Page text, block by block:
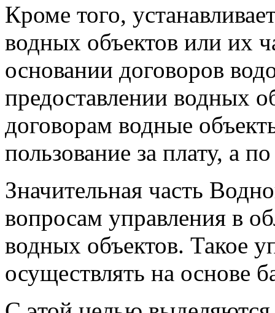
Кроме того,
водных объектов или их
основании договоров
предоставлении водных
договорам водные
пользование за плату, а
Значительная часть
вопросам управления в
водных объектов. Такое
осуществлять на основе